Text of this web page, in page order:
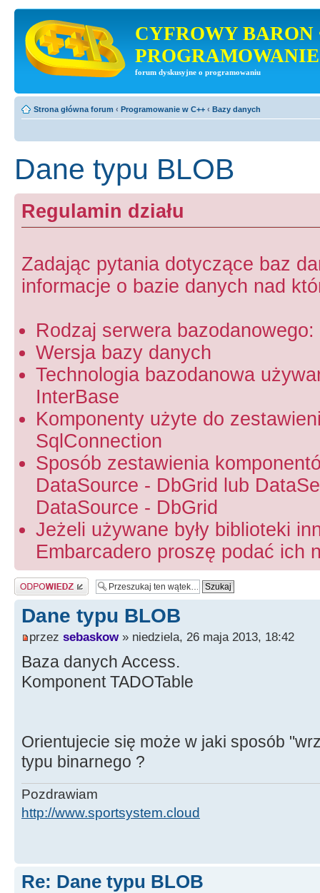
CYFROWY BARON
PROGRAMOWANIE
forum dyskusyjne o programowaniu
Strona główna forum ‹ Programowanie w C++ ‹ Bazy danych
Dane typu BLOB
Regulamin działu
Zadając pytania dotyczące baz
informacje o bazie danych nad
Rodzaj serwera
Wersja bazy danych
Technologia bazodanowa
InterBase
Komponenty użyte do
SqlConnection
Sposób zestawienia
DataSource - DbGrid lub
DataSource - DbGrid
Jeżeli używane były biblioteki
Embarcadero proszę podać ich
Odpowiedz
Dane typu BLOB
przez sebaskow» niedziela, 26 maja 2013, 18:42
Baza danych Access.
Komponent TADOTable
Orientujecie się może w jaki sposób
typu binarnego ?
Pozdrawiam
http://www.sportsystem.cloud
Re: Dane typu BLOB